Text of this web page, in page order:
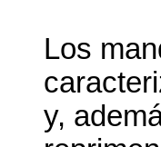
Los
y,